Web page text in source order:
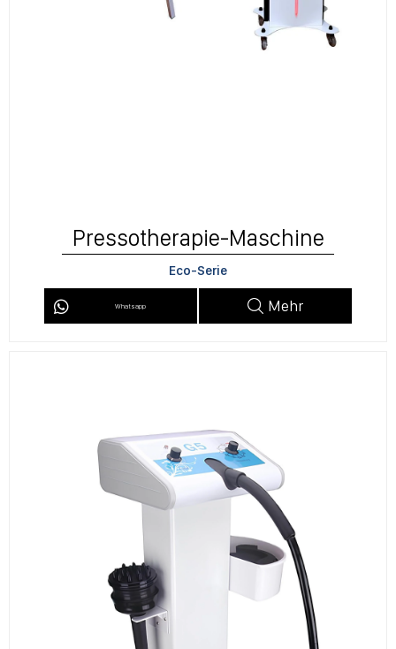
Pressotherapie-Maschine
Eco-Serie
Mehr